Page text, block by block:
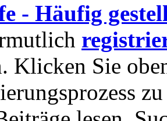
- Häufig
Klicken Sie